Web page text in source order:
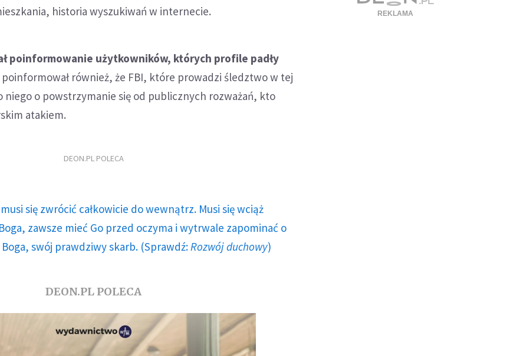
historia wyszukiwań w internecie.
poinformowanie użytkowników, których profile padły
również, że FBI, które prowadzi śledztwo w tej
niego o powstrzymanie się od publicznych rozważań, kto
atakiem.
DEON.PL POLECA
się zwrócić całkowicie do wewnątrz. Musi się wciąż
zawsze mieć Go przed oczyma i wytrwale zapominać o
swój prawdziwy skarb. (Sprawdź: Rozwój duchowy)
DEON.PL POLECA